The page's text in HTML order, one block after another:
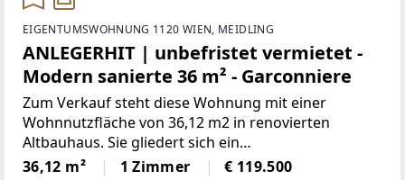
EIGENTUMSWOHNUNG 1120 WIEN, MEIDLING
ANLEGERHIT | unbefristet vermietet -
Modern sanierte 36 m² - Garconniere
Zum Verkauf steht diese Wohnung mit einer
Wohnnutzfläche von 36,12 m2 in renovierten
Altbauhaus. Sie gliedert sich ein
Wohn-/Schlafzimmer, ein Badezimmer mit Dusche
36,12 m² 1 Zimmer € 119.500